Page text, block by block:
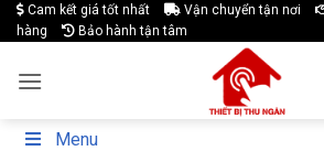
Skip
to
Cam kết giá tốt nhất Vận chuyển tận nơi
hàng
Bảo hành tận tâm
Menu